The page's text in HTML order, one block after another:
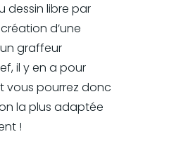
dessin libre par
d’une
graffeur
il y en a pour
vous pourrez donc
la plus adaptée
!